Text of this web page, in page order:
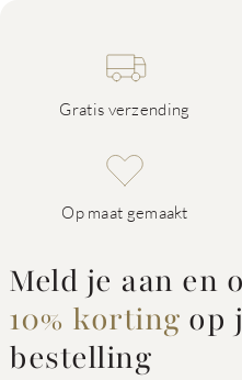
Gratis verzending
Op maat gemaakt
Meld je aan en
10% korting op
bestelling